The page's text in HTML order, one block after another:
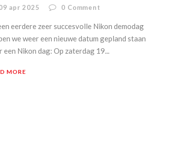
apr 2025 0 Comment
eerdere zeer succesvolle Nikon demodag
we weer een nieuwe datum gepland staan
een Nikon dag: Op zaterdag 19...
MORE